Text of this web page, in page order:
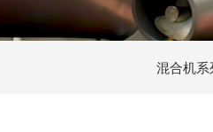
混合机系